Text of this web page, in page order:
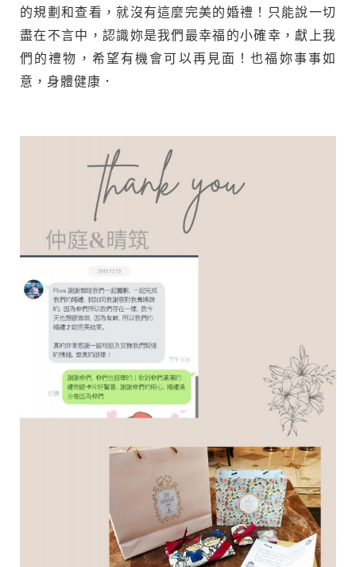
的規劃和查看，就沒有這麼完美的婚禮！只能說一切
盡在不言中，認識妳是我們最幸福的小確幸，獻上我
們的禮物，希望有機會可以再見面！也福妳事事如
意，身體健康．